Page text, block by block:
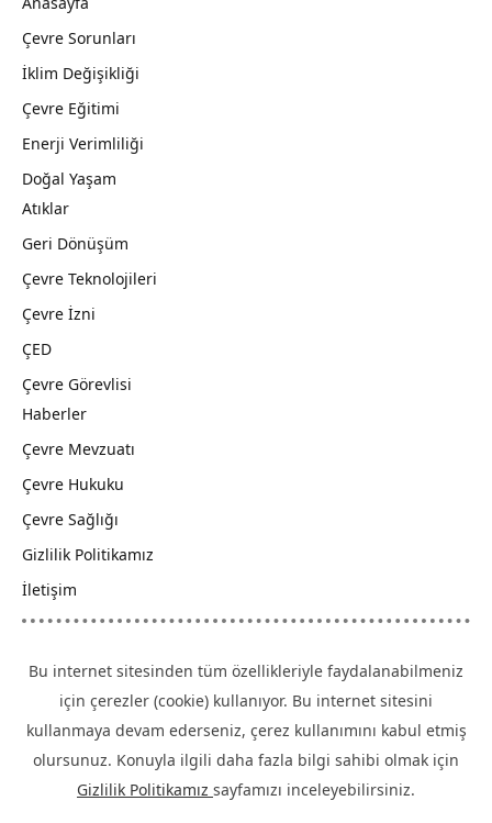
Çevre Sorunları
İklim Değişikliği
Çevre Eğitimi
Enerji Verimliliği
Doğal Yaşam
Atıklar
Geri Dönüşüm
Çevre Teknolojileri
Çevre İzni
ÇED
Çevre Görevlisi
Haberler
Çevre Mevzuatı
Çevre Hukuku
Çevre Sağlığı
Gizlilik Politikamız
İletişim
Bu internet sitesinden tüm özellikleriyle faydalanabilmeniz
için çerezler (cookie) kullanıyor. Bu internet sitesini
kullanmaya devam ederseniz, çerez kullanımını kabul etmiş
olursunuz. Konuyla ilgili daha fazla bilgi sahibi olmak için
Gizlilik Politikamız sayfamızı inceleyebilirsiniz.